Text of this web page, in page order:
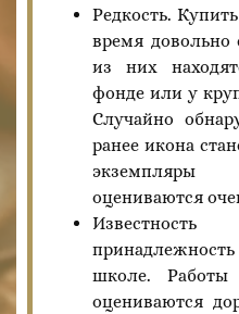
Редкость.
время
из них
фонде или у
Случайно
ранее икона
экземпляры
оцениваются
школе. Работы
оцениваются